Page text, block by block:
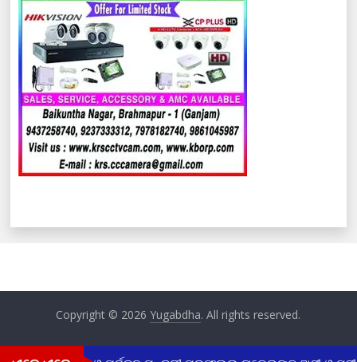
Copyright © 2026Yugabdha. All rights reserved.